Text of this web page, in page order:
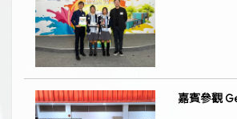
嘉賓參觀